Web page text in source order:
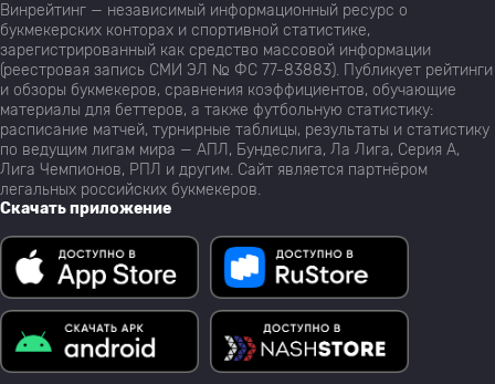
Винрейтинг — независимый информационный ресурс о
букмекерских конторах и спортивной статистике,
зарегистрированный как средство массовой информации
(реестровая запись СМИ ЭЛ № ФС 77-83883). Публикует рейтинги
и обзоры букмекеров, сравнения коэффициентов, обучающие
материалы для беттеров, а также футбольную статистику:
расписание матчей, турнирные таблицы, результаты и статистику
по ведущим лигам мира — АПЛ, Бундеслига, Ла Лига, Серия А,
Лига Чемпионов, РПЛ и другим. Сайт является партнёром
легальных российских букмекеров.
Скачать приложение